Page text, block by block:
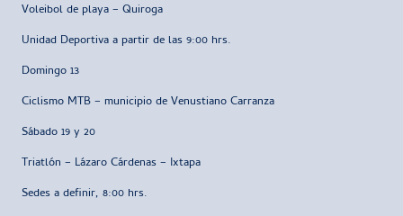
Voleibol de playa – Quiroga
Unidad Deportiva a partir de las 9:00 hrs.
Domingo 13
Ciclismo MTB – municipio de Venustiano Carranza
Sábado 19 y 20
Triatlón – Lázaro Cárdenas – Ixtapa
Sedes a definir, 8:00 hrs.